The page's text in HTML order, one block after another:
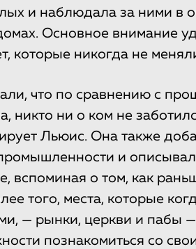
и наблюдала за ними в
Основное внимание
которые никогда не
что по сравнению с
никто ни о ком не
Льюис. Она также
и
вспоминая о том, как
того, места, которые
— рынки, церкви и пабы —
познакомиться со